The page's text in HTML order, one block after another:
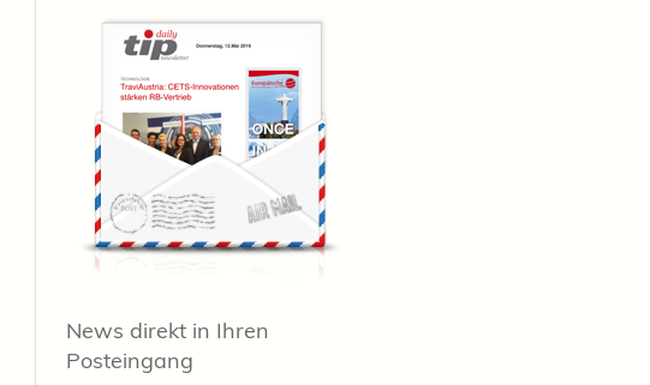
News direkt in Ihren
Posteingang